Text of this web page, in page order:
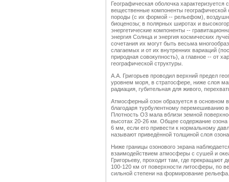
Географическая оболочка
вещественные компоненты
породы (с их формой -- рельефом),
биоценозы; в полярных широтах и
энергетические компоненты --
энергия Солнца и энергия космических
сочетания их могут быть весьма
слагаемых и от их внутренних вариаций
природная совокупность), а главное -- от
географической структуры.
А.А. Григорьев проводил верхний предел
уровнем моря, в стратосфере, ниже слоя
радиация, губительная для живого,
Атмосферный озон образуется в основном
благодаря турбулентному перемешиванию
Плотность O3 мала вблизи земной
высотах 20-26 км. Общее содержание озона
6 мм, если его привести к нормальному
называют приведённой толщиной слоя
Ниже границы озонового экрана
взаимодействием атмосферы с сушей и
Григорьеву, проходит там, где прекращают
100-120 км от поверхности литосферы, по
сильной степени на формирование рельефа.